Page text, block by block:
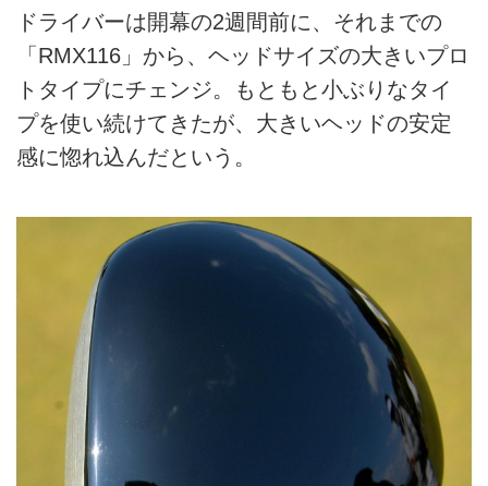
ドライバーは開幕の2週間前に、それまでの
「RMX116」から、ヘッドサイズの大きいプロ
トタイプにチェンジ。もともと小ぶりなタイ
プを使い続けてきたが、大きいヘッドの安定
感に惚れ込んだという。